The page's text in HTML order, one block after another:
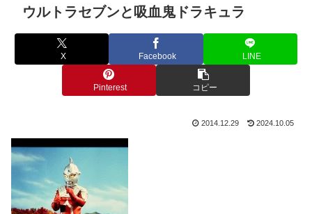
ウルトラセブンと吸血鬼ドラキュラ
X Facebook LINE
Pinterest コピー
2014.12.29 2024.10.05